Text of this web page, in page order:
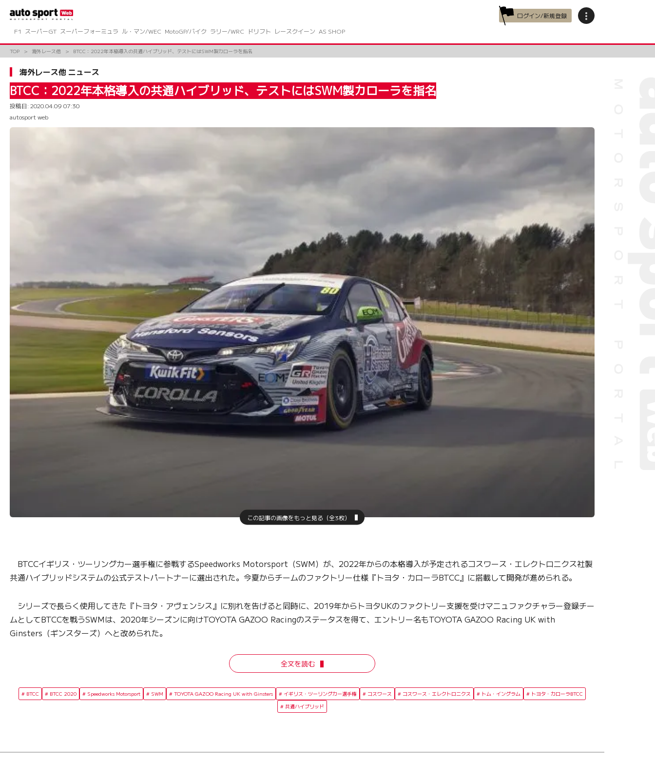
ツ
ス
ログイン/新規登録
F1
スーパーGT スーパーフォーミュラ ル・マン/WEC MotoGP/バイク ラリー/WRC ドリフト レースクイーン AS SHOP
TOP 海外レース他 BTCC：2022年本格導入の共通ハイブリッド、テストにはSWM製カローラを指名
海外レース他 ニュース
BTCC：2022年本格導入の共通ハイブリッド、テストにはSWM製カローラを指名
投稿日: 2020.04.09 07:30
autosport web
この記事の画像をもっと見る（全3枚）
BTCCイギリス・ツーリングカー選手権に参戦するSpeedworks Motorsport（SWM）が、2022年からの本格導入が予定されるコスワース・エレクトロニクス社製
共通ハイブリッドシステムの公式テストパートナーに選出された。今夏からチームのファクトリー仕様『トヨタ・カローラBTCC』に搭載して開発が進められる。
シリーズで長らく使用してきた『トヨタ・アヴェンシス』に別れを告げると同時に、2019年からトヨタUKのファクトリー支援を受けマニュファクチャラー登録チー
ムとしてBTCCを戦うSWMは、2020年シーズンに向けTOYOTA GAZOO Racingのステータスを得て、エントリー名もTOYOTA GAZOO Racing UK with
Ginsters（ギンスターズ）へと改められた。
全文を読む
BTCC BTCC 2020 Speedworks Motorsport SWM TOYOTA GAZOO Racing UK with Ginsters イギリス・ツーリングカー選手権 コスワース コスワース・エレクトロニクス トム・イングラム
トヨタ・カローラBTCC
共通ハイブリッド